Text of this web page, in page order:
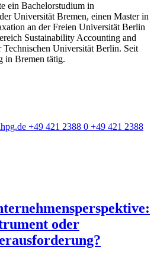
ein Bachelorstudium in
Universität Bremen, einen Master in
an der Freien Universität Berlin
Sustainability Accounting and
Technischen Universität Berlin. Seit
in Bremen tätig.
+49 421 2388 0 +49 421 2388
oder